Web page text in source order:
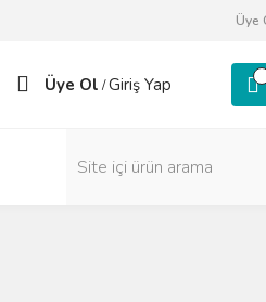
Üye
Üye Ol /Giriş Yap